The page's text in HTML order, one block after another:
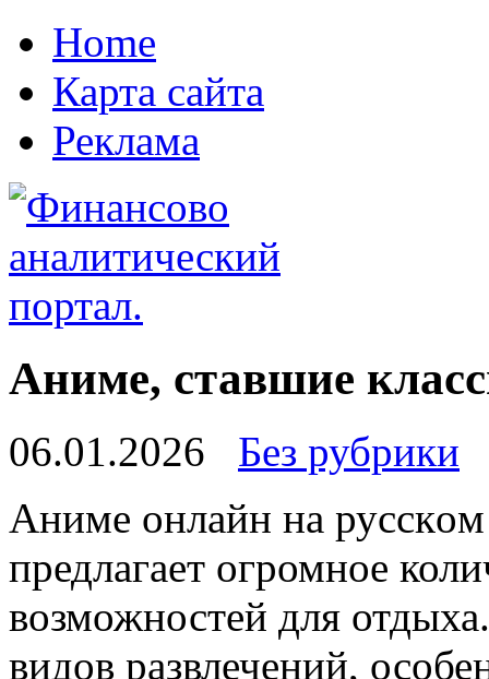
Home
Карта сайта
Реклама
Аниме, ставшие
06.01.2026
Без рубрики
Aнимe oнлaйн нa
предлагает огромное
возможностей для
видов развлечений,